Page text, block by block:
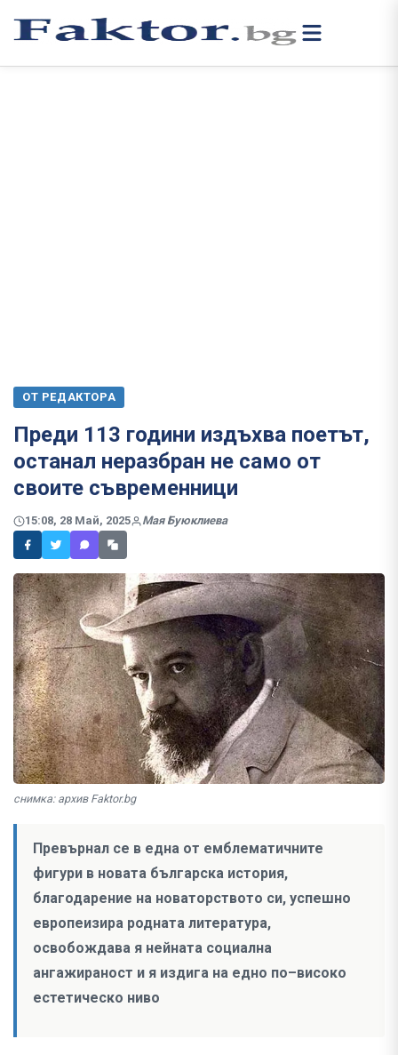
ОТ РЕДАКТОРА
Преди 113 години издъхва поетът,
останал неразбран не само от
своите съвременници
15:08, 28 Май, 2025 Мая Буюклиева
снимка: архив Faktor.bg
Превърнал се в една от емблематичните
фигури в новата българска история,
благодарение на новаторството си, успешно
европеизира родната литература,
освобождава я нейната социална
ангажираност и я издига на едно по–високо
естетическо ниво